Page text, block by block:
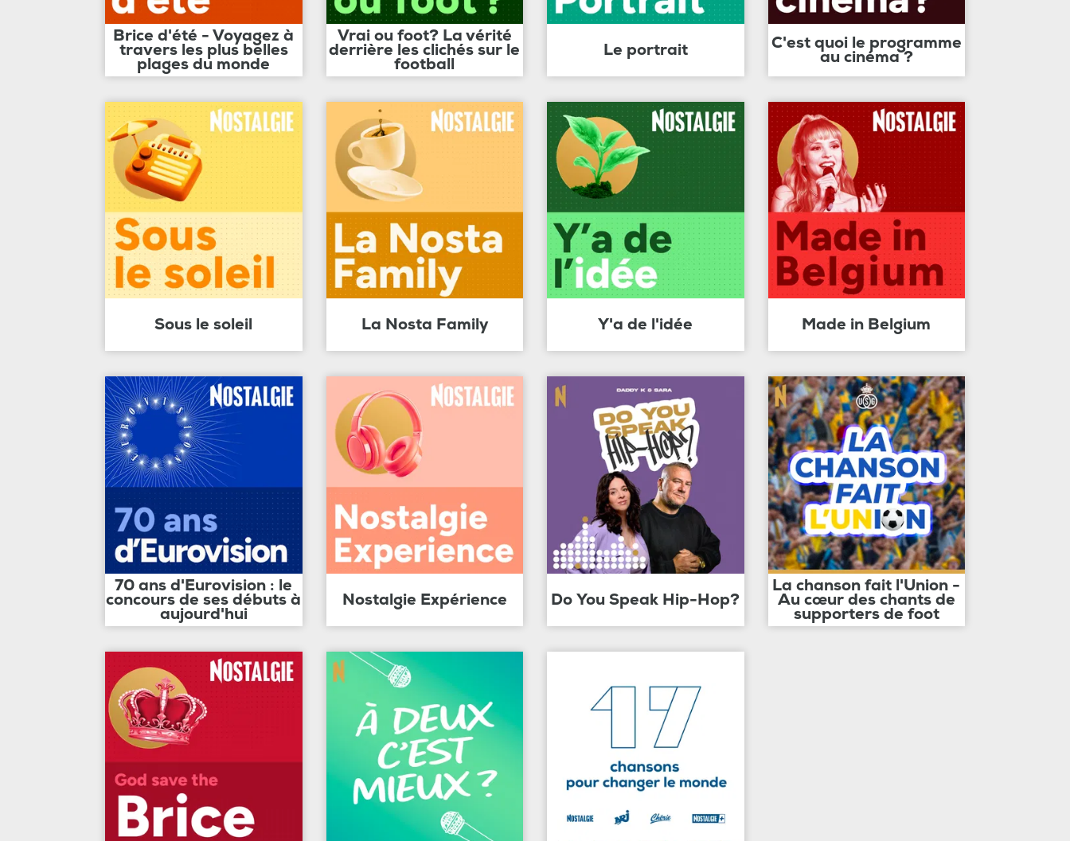
Brice d'été - Voyagez à
travers les plus belles
plages du monde
Vrai ou foot? La vérité
derrière les clichés sur le
football
Le portrait C'est quoi le programme
au cinéma ?
Sous le soleil La Nosta Family Y'a de l'idée Made in Belgium
70 ans d'Eurovision : le
concours de ses débuts à
aujourd'hui
Nostalgie Expérience Do You Speak Hip-Hop?
La chanson fait l'Union -
Au cœur des chants de
supporters de foot